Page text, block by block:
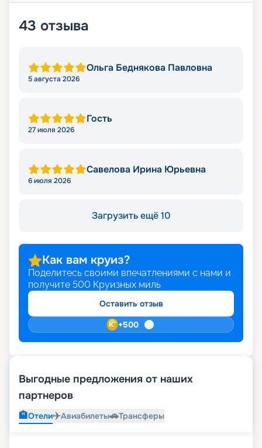
43 отзыва
Ольга Беднякова Павловна
5 августа 2026
Гость
27 июля 2026
Савелова Ирина Юрьевна
6 июля 2026
Загрузить ещё 10
Как вам круиз?
Поделитесь своими впечатлениями с нами и
получите 500 Круизных миль
Оставить отзыв
+500
Выгодные предложения от наших
партнеров
🏨Отели✈️Авиабилеты🚗Трансферы